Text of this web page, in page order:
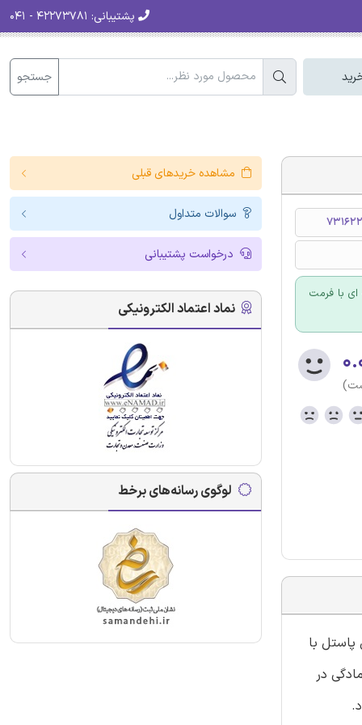
پشتیبانی:
جستجو
با فرمت
با
شامل 544 نمونه سوال برای آمادگی در
مشاهده خریدهای قبلی
سوالات متداول
درخواست پشتیبانی
نماد اعتماد الکترونیکی
لوگوی رسانه‌های برخط